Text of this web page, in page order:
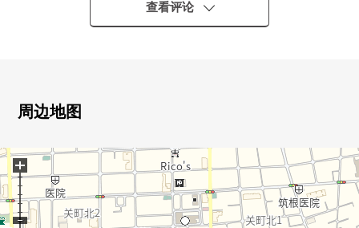
・附带TV监视器的内部对讲机
・监视照相机
・智能快递柜
查看评论
周边地图
+